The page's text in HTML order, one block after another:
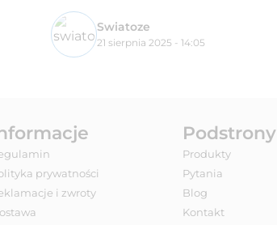
Swiatoze
21 sierpnia 2025 - 14:05
prywatności
i zwroty
Podstrony
Produkty
Pytania
Blog
Kontakt